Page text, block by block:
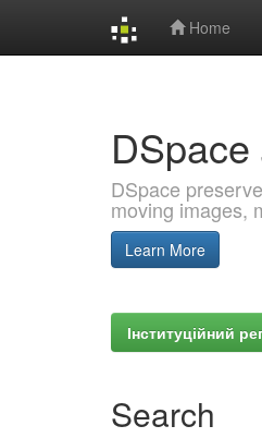
Home
DSpace
DSpace
moving images,
Learn More
Інституційний
Search